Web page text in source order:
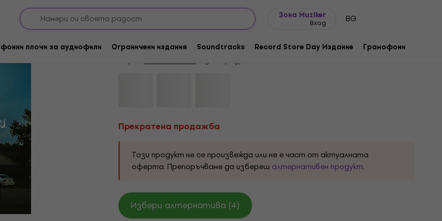
Зона Muziker
Вход BG
плочи за аудиофили Ограничени издания Soundtracks Record Store Day Издание Грамофони
Прекратена продажба
Band Of Horses - Things Are Great (Indie) (LP)
Марка: Код на продукта:
Прекратена продажба
Този продукт не се произвежда или не е част от актуалната
оферта. Препоръчваме да избереш алтернативен продукт.
Избери алтернатива (4)